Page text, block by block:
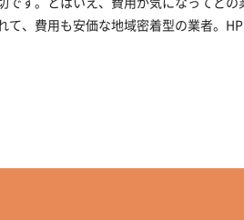
、費用も安価な地域密着型の業者。